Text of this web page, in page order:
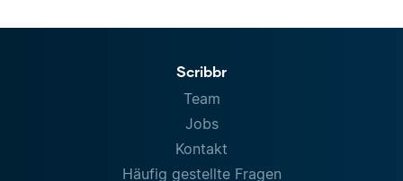
Scribbr
Team
Jobs
Kontakt
Häufig gestellte Fragen